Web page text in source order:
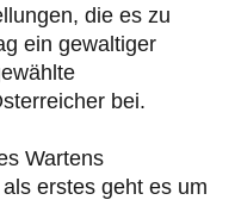
die es zu
ein gewaltiger
bei.
Wartens
erstes geht es um